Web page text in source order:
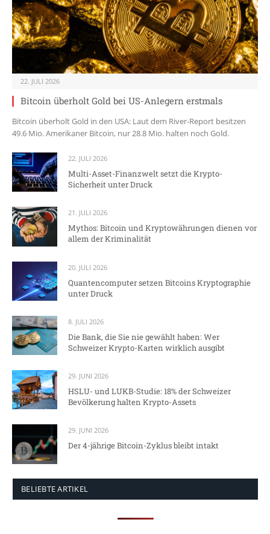
22. JULI 2026
Bitcoin überholt Gold bei US-Anlegern erstmals
Bitcoin überholt Gold in den USA: Laut dem River-Report besitzen
49.6 Mio. Amerikaner Bitcoin, nur 28.8 Mio. halten noch Gold.
22. JULI 2026
Multi-Asset-Finanzwelt setzt die Krypto-
Sicherheit unter Druck
21. JULI 2026
Mythos: Bitcoin und Kryptowährungen dienen vor
allem der Kriminalität
20. JULI 2026
Quantencomputer setzen Bitcoins Kryptographie
unter Druck
8. JULI 2026
Die Bank, die Sie nie gewählt haben: Wer
Schweizer Krypto-Karten wirklich ausgibt
29. JUNI 2026
HSLU- und LUKB-Studie: 18% der Schweizer
Bevölkerung halten Krypto-Assets
29. JUNI 2026
Der 4-jährige Bitcoin-Zyklus bleibt intakt
BELIEBTE ARTIKEL